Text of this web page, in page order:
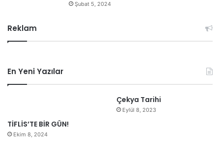
Şubat 5, 2024
Reklam
En Yeni Yazılar
TİFLİS’TE BİR GÜN!
Ekim 8, 2024
Çekya Tarihi
Eylül 8, 2023